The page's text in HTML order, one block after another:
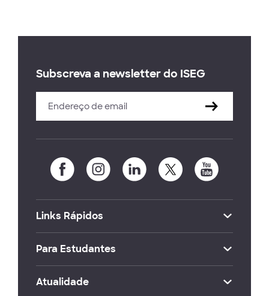
Subscreva a newsletter do ISEG
Links Rápidos
Para Estudantes
Atualidade